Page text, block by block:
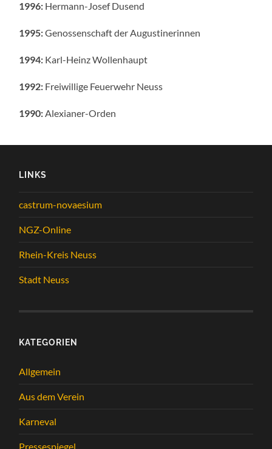
1996: Hermann-Josef Dusend
1995:Genossenschaft der Augustinerinnen
1994: Karl-Heinz Wollenhaupt
1992: Freiwillige Feuerwehr Neuss
1990:Alexianer-Orden
LINKS
castrum-novaesium
NGZ-Online
Rhein-Kreis Neuss
Stadt Neuss
KATEGORIEN
Allgemein
Aus dem Verein
Karneval
Pressespiegel